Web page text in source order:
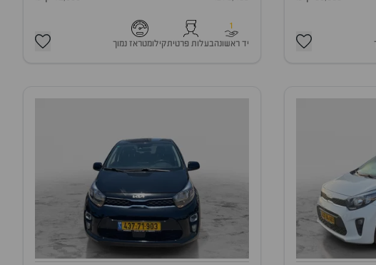
1
יד ראשונהבעלות פרטיתקילומטראז נמוך